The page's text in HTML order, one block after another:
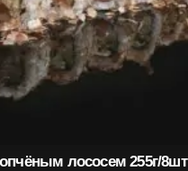
лососем 255г/8шт